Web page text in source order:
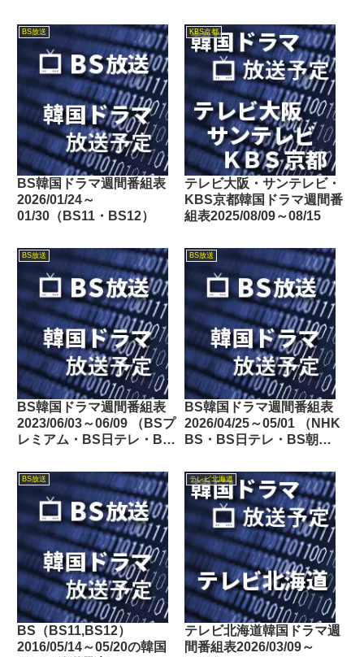
東・BSフジ）
BS放送
BS韓国ドラマ週間番組表
2026/01/24～
01/30（BS11・BS12）
KBS京都
テレビ大阪・サンテレビ・
KBS京都韓国ドラマ週間番
組表2025/08/09～08/15
BS放送
BS韓国ドラマ週間番組表
2023/06/03～06/09 （BSプ
レミアム・BS日テレ・BS
東・BSフジ）
BS放送
BS韓国ドラマ週間番組表
2026/04/25～05/01 （NHK
BS・BS日テレ・BS朝
東・BSフジ）
BS放送
BS（BS11,BS12）
2016/05/14～05/20の韓国
テレビ北海道
テレビ北海道韓国ドラマ週
間番組表2026/03/09～